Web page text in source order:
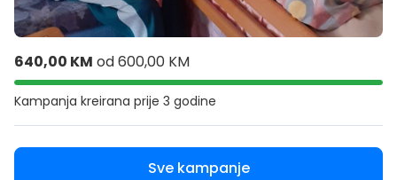
640,00 KM od600,00 KM
Kampanja kreirana prije 3 godine
Sve kampanje